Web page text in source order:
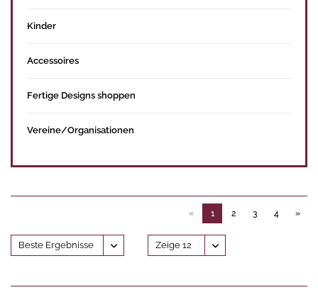
Kinder
Accessoires
Fertige Designs shoppen
Vereine/Organisationen
« 1 2 3 4 »